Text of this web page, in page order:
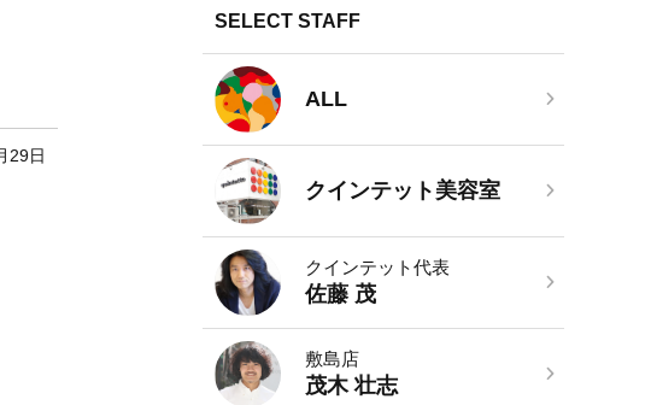
29日
SELECT STAFF
ALL
クインテット美容室
クインテット代表
佐藤 茂
敷島店
茂木 壮志